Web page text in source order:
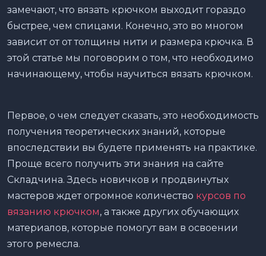
замечают, что вязать крючком выходит гораздо
быстрее, чем спицами. Конечно, это во многом
зависит от от толщины нити и размера крючка. В
этой статье мы поговорим о том, что необходимо
начинающему, чтобы научиться вязать крючком.
Первое, о чем следует сказать, это необходимость
получения теоретических знаний, которые
впоследствии вы будете применять на практике.
Проще всего получить эти знания на сайте
Складчина. Здесь новичков и продвинутых
мастеров ждет огромное количество курсов по
вязанию крючком, а также других обучающих
материалов, которые помогут вам в освоении
этого ремесла.